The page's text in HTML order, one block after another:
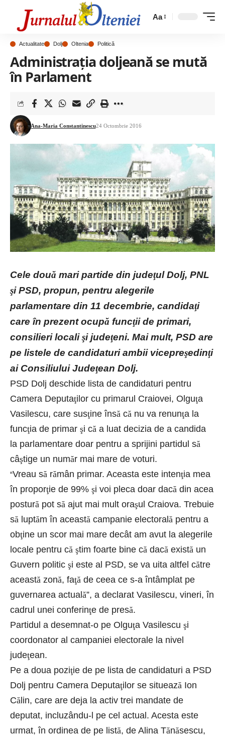
Aa
Actualitate Dolj Oltenia Politică
Administraţia doljeană se mută
în Parlament
Ana-Maria Constantinescu24 Octombrie 2016
Cele două mari partide din judeţul Dolj, PNL
şi PSD, propun, pentru alegerile
parlamentare din 11 decembrie, candidaţi
care în prezent ocupă funcţii de primari,
consilieri localişi judeţeni. Mai mult, PSD are
pe listele de candidaturi ambii vicepreşedinţi
ai Consiliului Judeţean Dolj.
PSD Dolj deschide lista de candidaturi pentru
Camera Deputaţilor cu primarul Craiovei, Olguţa
Vasilescu, care susţine însă că nu va renunţa la
funcţia de primar şi că a luat decizia de a candida
la parlamentare doar pentru a sprijini partidul să
câştige un număr mai mare de voturi.
“Vreau să rămân primar. Aceasta este intenţia mea
în proporţie de 99% şi voi pleca doar dacă din acea
postură pot să ajut mai mult oraşul Craiova. Trebuie
să luptăm în această campanie electoral ă pentru a
obţine un scor mai mare decât am avut la alegerile
locale pentru că ştim foarte bine că dacă există un
Guvern politic şi este al PSD, se va uita altfel către
această zonă, faţă de ceea ce s-a întâmplat pe
guvernarea actual ă”, a declarat Vasilescu, vineri, în
cadrul unei conferinţe de presă.
Partidul a desemnat-o pe Olguţa Vasilescu şi
coordonator al campaniei electorale la nivel
judeţean.
Pe a doua poziţie de pe lista de candidaturi a PSD
Dolj pentru Camera Deputaţilor se situează Ion
Că lin, care are deja la activ trei mandate de
deputat, incluzându-l pe cel actual. Acesta este
urmat, în ordinea de pe listă, de Alina Tănăsescu,